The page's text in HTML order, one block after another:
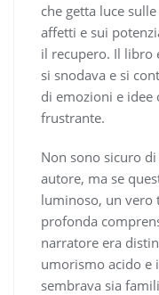
che getta luce
affetti e sui
il recupero. Il libro
si snodava e si
di emozioni e idee
frustrante.
Non sono sicuro
autore, ma se
luminoso, un vero
profonda
narratore era
umorismo acido e
sembrava sia